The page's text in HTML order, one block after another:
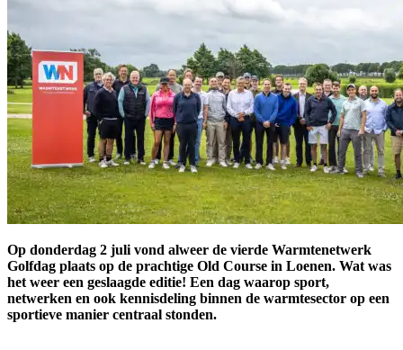
Op donderdag 2 juli vond alweer de vierde Warmtenetwerk
Golfdag plaats op de prachtige Old Course in Loenen. Wat was
het weer een geslaagde editie! Een dag waarop sport,
netwerken en ook kennisdeling binnen de warmtesector op een
sportieve manier centraal stonden.